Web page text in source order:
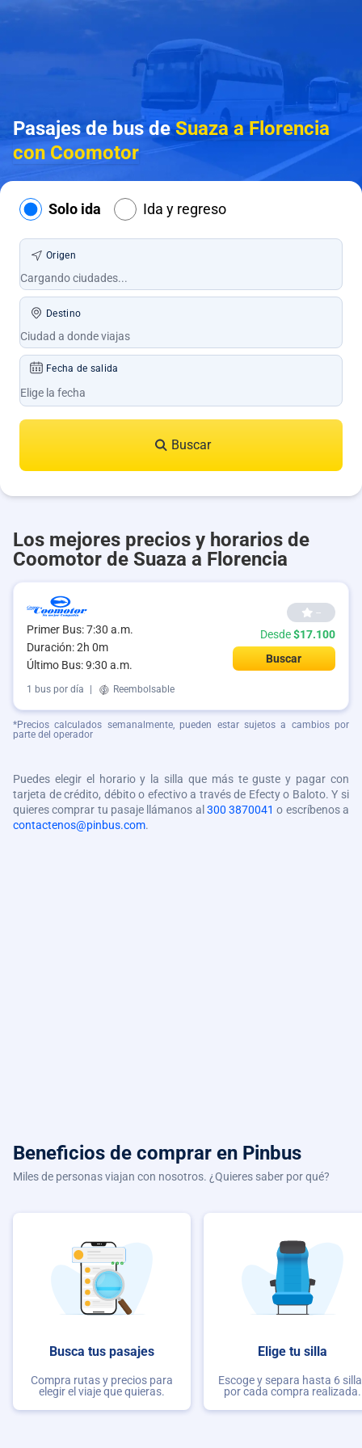
Pasajes de bus deSuaza a Florencia
con Coomotor
Solo ida Ida y regreso
Origen
Destino
Fecha de salida
Buscar
Los mejores precios y horarios de
Coomotor de Suaza a Florencia
Primer Bus: 7:30 a.m.
Duración: 2h 0m
Último Bus: 9:30 a.m.
--
Desde$17.100
Buscar
1 bus por día Reembolsable
*Precios calculados semanalmente, pueden estar sujetos a cambios por
parte del operador
Puedes elegir el horario y la silla que más te guste y pagar con
tarjeta de crédito, débito o efectivo a través de Efecty o Baloto. Y si
quieres comprar tu pasaje llámanos al 300 3870041 o escríbenos a
contactenos@pinbus.com.
Beneficios de comprar en Pinbus
Miles de personas viajan con nosotros. ¿Quieres saber por qué?
Busca tus pasajes
Compra rutas y precios para
elegir el viaje que quieras.
Elige tu silla
Escoge y separa hasta 6
por cada compra realizada.